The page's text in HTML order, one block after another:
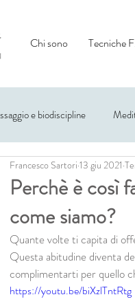
Chi sono Tecniche
e biodiscipline
Perchè è così
come siamo?
Francesco Sartori 13 giu 2021
Quante volte ti capita di
Questa abitudine diventa
complimentarti per quello
https://youtu.be/biXzlTntRtg